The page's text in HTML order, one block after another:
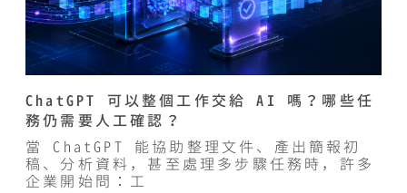
ChatGPT 可以整個工作交給 AI 嗎？哪些任
務仍需要人工確認？
當 ChatGPT 能協助整理文件、產出簡報初
稿、分析資料，甚至處理多步驟任務時，許多
企業開始問：工